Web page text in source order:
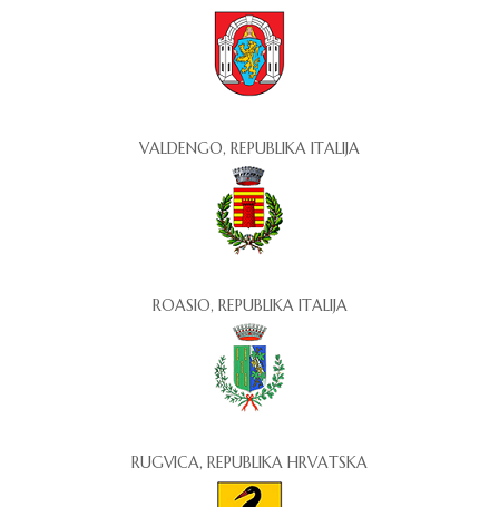
VALDENGO, REPUBLIKA ITALIJA
ROASIO, REPUBLIKA ITALIJA
RUGVICA, REPUBLIKA HRVATSKA